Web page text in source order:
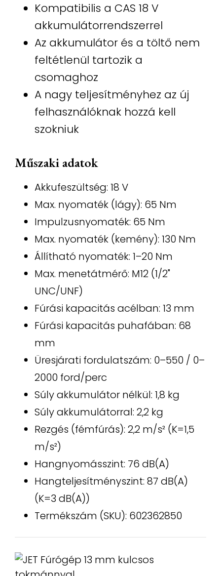
Kompatibilis a CAS 18 V
akkumulátorrendszerrel
Az akkumulátor és a töltő nem
feltétlenül tartozik a
csomaghoz
A nagy teljesítményhez az új
felhasználóknak hozzá kell
szokniuk
Műszaki adatok
Akkufeszültség: 18 V
Max. nyomaték (lágy): 65 Nm
Impulzusnyomaték: 65 Nm
Max. nyomaték (kemény): 130 Nm
Állítható nyomaték: 1–20 Nm
Max. menetátmérő: M12 (1/2"
UNC/UNF)
Fúrási kapacitás acélban: 13 mm
Fúrási kapacitás puhafában: 68
mm
Üresjárati fordulatszám: 0–550 / 0–
2000 ford/perc
Súly akkumulátor nélkül: 1,8 kg
Súly akkumulátorral: 2,2 kg
Rezgés (fémfúrás): 2,2 m/s² (K=1,5
m/s²)
Hangnyomásszint: 76 dB(A)
Hangteljesítményszint: 87 dB(A)
(K=3 dB(A))
Termékszám (SKU): 602362850